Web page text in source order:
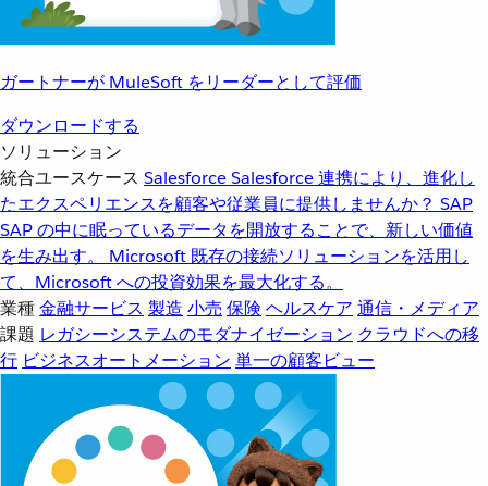
ガートナーが MuleSoft をリーダーとして評価
ダウンロードする
ソリューション
統合ユースケース SalesforceSalesforce 連携により、進化し
たエクスペリエンスを顧客や従業員に提供しませんか？ SAP
SAP の中に眠っているデータを開放することで、新しい価値
を生み出す。
Microsoft 既存の接続ソリューションを活用し
て、Microsoft への投資効果を最大化する。
業種金融サービス 製造 小売 保険 ヘルスケア 通信・メディア
課題 レガシーシステムのモダナイゼーション クラウドへの移
行 ビジネスオートメーション 単一の顧客ビュー